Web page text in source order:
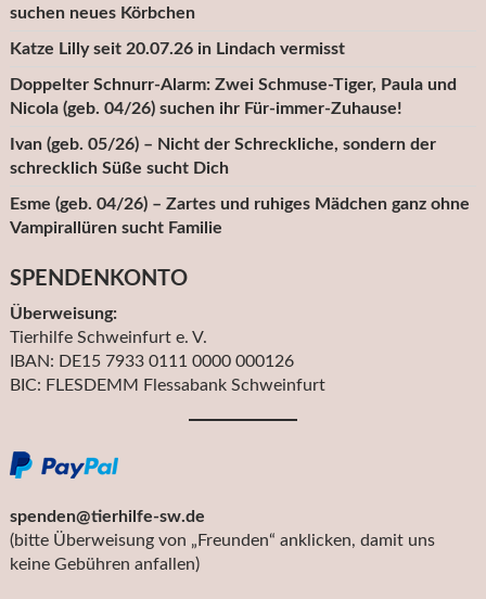
suchen neues Körbchen
Katze Lilly seit 20.07.26 in Lindach vermisst
Doppelter Schnurr-Alarm: Zwei Schmuse-Tiger, Paula und
Nicola (geb. 04/26) suchen ihr Für-immer-Zuhause!
Ivan (geb. 05/26) – Nicht der Schreckliche, sondern der
schrecklich Süße sucht Dich
Esme (geb. 04/26) – Zartes und ruhiges Mädchen ganz ohne
Vampirallüren sucht Familie
SPENDENKONTO
Überweisung:
Tierhilfe Schweinfurt e. V.
IBAN: DE15 7933 0111 0000 000126
BIC: FLESDEMM Flessabank Schweinfurt
spenden@tierhilfe-sw.de
(bitte Überweisung von „Freunden“ anklicken, damit uns
keine Gebühren anfallen)